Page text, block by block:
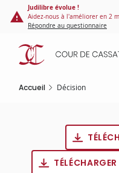
Panneau de gestion des
contenu
principal
Judilibre évolue !
Aidez-nous à l'améliorer en 2
Répondre au questionnaire
Accueil Décision